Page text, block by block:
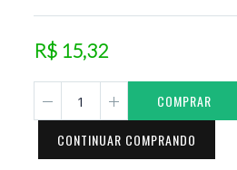
R$ 15,32
COMPRAR
CONTINUAR COMPRANDO